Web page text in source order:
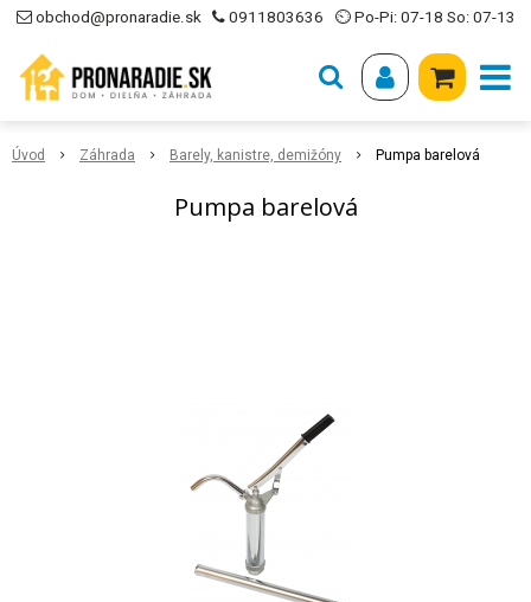
obchod@pronaradie.sk 0911803636 ⏲ Po-Pi: 07-18 So: 07-13
Úvod Záhrada Barely, kanistre, demižóny Pumpa barelová
Pumpa barelová